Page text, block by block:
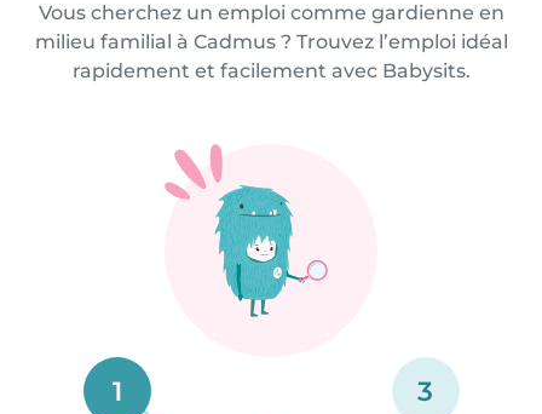
Vous cherchez un emploi comme gardienne en
milieu familial à Cadmus ? Trouvez l’emploi idéal
rapidement et facilement avec Babysits.
1 3